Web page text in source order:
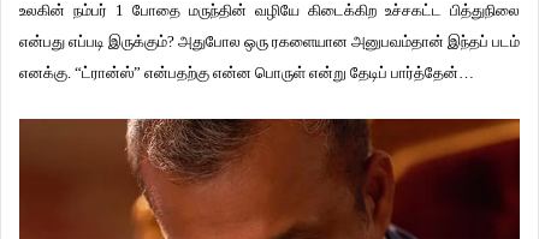
உலகின் நம்பர் 1 போதை மருந்தின் வழியே கிடைக்கிற உச்சகட்ட பித்துநிலை
என்பது எப்படி இருக்கும்? அதுபோல ஒரு ரகளையான அனுபவம்தான் இந்தப் படம்
எனக்கு. “ட்ரான்ஸ்” என்பதற்கு என்ன பொருள் என்று தேடிப் பார்த்தேன்…